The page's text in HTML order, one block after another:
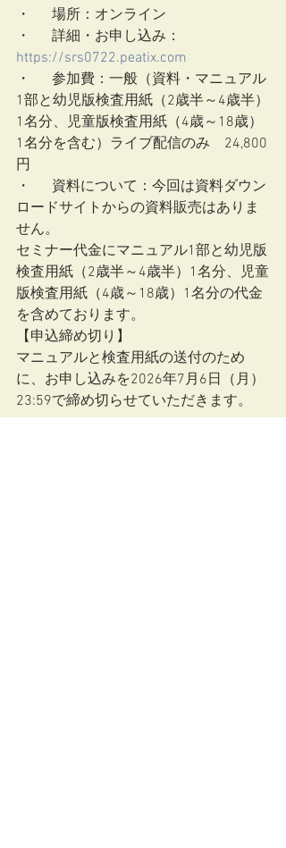
・	場所：オンライン
・	詳細・お申し込み：
https://srs0722.peatix.com
・	参加費：一般（資料・マニュアル
1部と幼児版検査用紙（2歳半～4歳半）
1名分、児童版検査用紙（4歳～18歳）
1名分を含む）ライブ配信のみ　24,800
円
・	資料について：今回は資料ダウン
ロードサイトからの資料販売はありま
せん。
セミナー代金にマニュアル1部と幼児版
検査用紙（2歳半～4歳半）1名分、児童
版検査用紙（4歳～18歳）1名分の代金
を含めております。
【申込締め切り】
マニュアルと検査用紙の送付のため
に、お申し込みを2026年7月6日（月）
23:59で締め切らせていただきます。